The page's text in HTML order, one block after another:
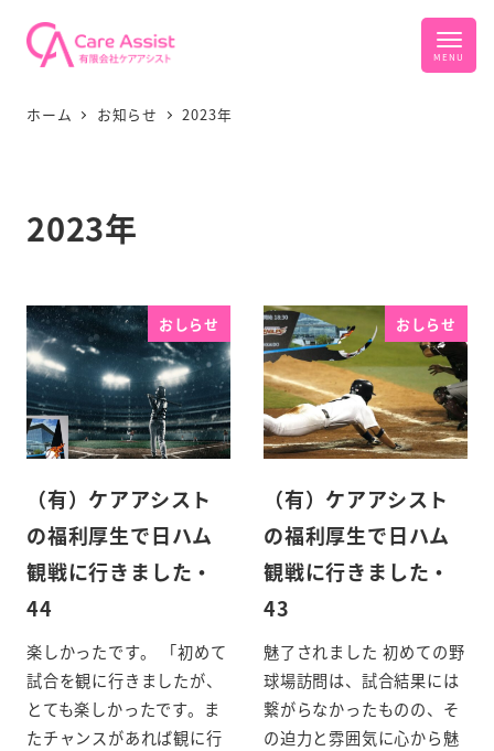
ホーム お知らせ 2023年
2023年
おしらせ
（有）ケアアシスト
の福利厚生で日ハム
観戦に行きました・
44
楽しかったです。 「初めて
試合を観に行きましたが、
とても楽しかったです。ま
たチャンスがあれば観に行
おしらせ
（有）ケアアシスト
の福利厚生で日ハム
観戦に行きました・
43
魅了されました 初めての野
球場訪問は、試合結果には
繋がらなかったものの、そ
の迫力と雰囲気に心から魅